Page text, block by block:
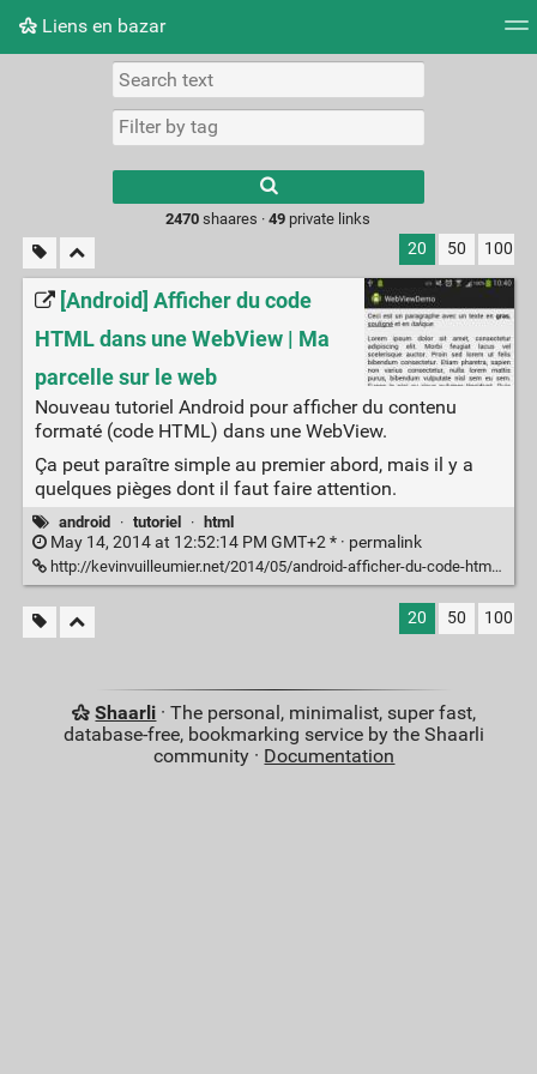
Liens en bazar
Picture wall
2470 shaares ·49 private links
20 50 100
[Android] Afficher du code
HTML dans une WebView | Ma
parcelle sur le web
Nouveau tutoriel Android pour afficher du contenu
formaté (code HTML) dans une WebView.
Ça peut paraître simple au premier abord, mais il y a
quelques pièges dont il faut faire attention.
android · tutoriel · html
May 14, 2014 at 12:52:14 PM GMT+2 * · permalink
http://kevinvuilleumier.net/2014/05/android-afficher-du-code-html-dans-une-webview/
20 50 100
Shaarli · The personal, minimalist, super fast,
database-free, bookmarking service by the Shaarli
community · Documentation